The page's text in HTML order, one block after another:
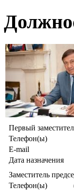
Первый
Телефон(ы)
E-mail
Дата назначения
Заместитель
Телефон(ы)